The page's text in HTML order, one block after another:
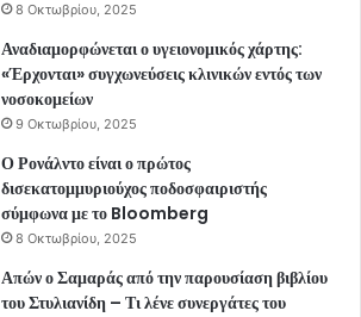
8 Οκτωβρίου, 2025
Αναδιαμορφώνεται ο υγειονομικός χάρτης:
«Έρχονται» συγχωνεύσεις κλινικών εντός των
νοσοκομείων
9 Οκτωβρίου, 2025
Ο Ρονάλντο είναι ο πρώτος
δισεκατομμυριούχος ποδοσφαιριστής
σύμφωνα με το Bloomberg
8 Οκτωβρίου, 2025
Απών ο Σαμαράς από την παρουσίαση βιβλίου
του Στυλιανίδη – Τι λένε συνεργάτες του